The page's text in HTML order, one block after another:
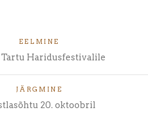
EELMINE
Tartu Haridusfestivalile
JÄRGMINE
20. oktoobril